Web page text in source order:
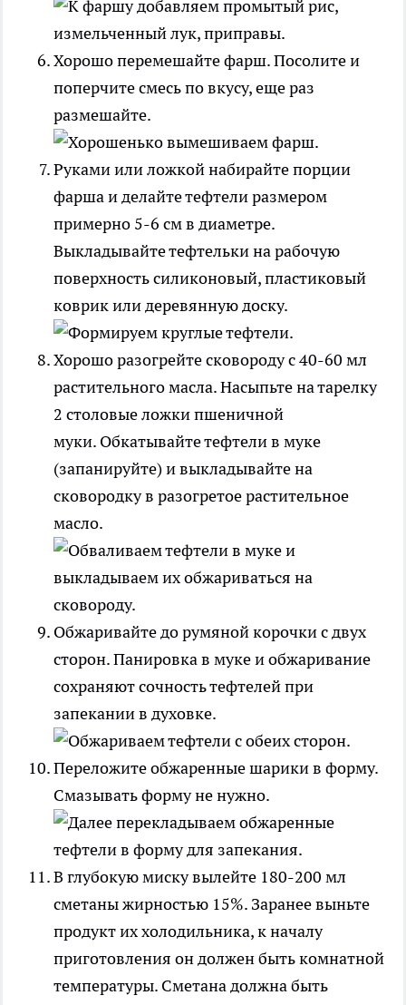
Хорошо перемешайте фарш. Посолите и
поперчите смесь по вкусу, еще раз
размешайте.
Руками или ложкой набирайте порции
фарша и делайте тефтели размером
примерно 5-6 см в диаметре.
Выкладывайте тефтельки на рабочую
поверхность силиконовый, пластиковый
коврик или деревянную доску.
Хорошо разогрейте сковороду с 40-60 мл
растительного масла. Насыпьте на тарелку
2 столовые ложки пшеничной
муки. Обкатывайте тефтели в муке
(запанируйте) и выкладывайте на
сковородку в разогретое растительное
масло.
Обжаривайте до румяной корочки с двух
сторон. Панировка в муке и обжаривание
сохраняют сочность тефтелей при
запекании в духовке.
Переложите обжаренные шарики в форму.
Смазывать форму не нужно.
В глубокую миску вылейте 180-200 мл
сметаны жирностью 15%. Заранее выньте
продукт их холодильника, к началу
приготовления он должен быть комнатной
температуры. Сметана должна быть